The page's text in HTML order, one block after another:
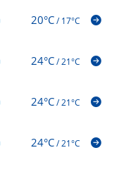
20°C/17°C
24°C/21°C
24°C/21°C
24°C/21°C